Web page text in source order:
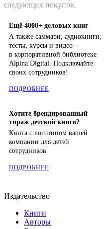
следующих покупок.
Ещё 4000+ деловых книг
А также саммари, аудиокниги,
тесты, курсы и видео –
в корпоративной библиотеке
Alpina Digital. Подключайте
своих сотрудников!
ПОДРОБНЕЕ
Хотите брендированный
тираж детской книги?
Книга с логотипом вашей
компании для детей
сотрудников
ПОДРОБНЕЕ
Издательство
Книги
Авторы